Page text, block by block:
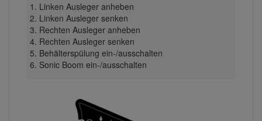
Linken Ausleger anheben
Linken Ausleger senken
Rechten Ausleger anheben
Rechten Ausleger senken
Behälterspülung ein-/ausschalten
Sonic Boom ein-/ausschalten